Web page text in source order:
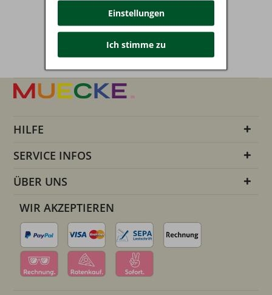
HILFE
SERVICE INFOS
ÜBER UNS
WIR AKZEPTIEREN
Einstellungen
Ich stimme zu